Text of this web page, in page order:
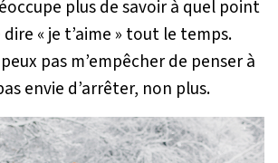
plus de savoir à quel point
« je t’aime » tout le temps.
pas m’empêcher de penser à
envie d’arrêter, non plus.